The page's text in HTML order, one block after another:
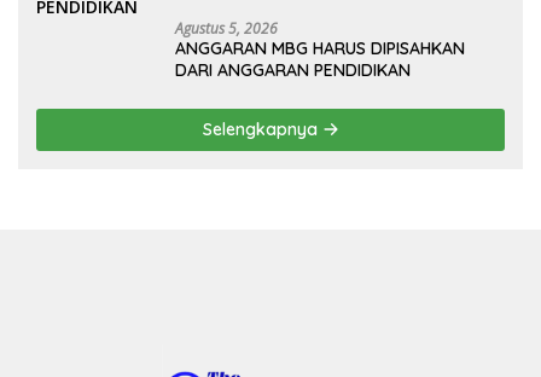
Agustus 5, 2026
ANGGARAN MBG HARUS DIPISAHKAN
DARI ANGGARAN PENDIDIKAN
Selengkapnya